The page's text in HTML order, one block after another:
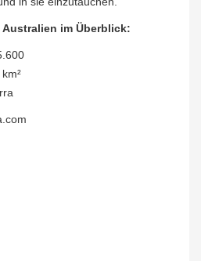
im Überblick: